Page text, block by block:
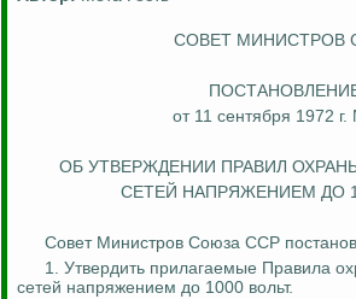
СОВЕТ МИНИСТРОВ
от 11 сентября 1972 г.
ОБ УТВЕРЖДЕНИИ ПРАВИЛ
СЕТЕЙ НАПРЯЖЕНИЕМ ДО
Совет Министров Союза ССР
1. Утвердить прилагаемые Правила
сетей напряжением до 1000 вольт.